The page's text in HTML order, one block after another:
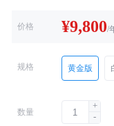
价格 ¥9,800/
规格 黄金版
数量
+
-